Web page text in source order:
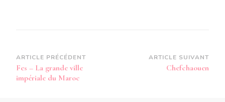
Navigation
d’article
ARTICLE PRÉCÉDENT
Fes – La grande ville
impériale du Maroc
ARTICLE SUIVANT
Chefchaouen